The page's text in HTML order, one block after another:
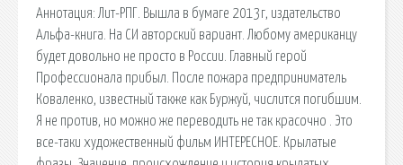
Аннотация: Лит-РПГ. Вышла в бумаге 2013г, издательство
Альфа-книга. На СИ авторский вариант. Любому американцу
будет довольно не просто в России. Главный герой
Профессионала прибыл. После пожара предприниматель
Коваленко, известный также как Буржуй, числится погибшим.
Я не против, но можно же переводить не так красочно . Это
все-таки художественный фильм ИНТЕРЕСНОЕ. Крылатые